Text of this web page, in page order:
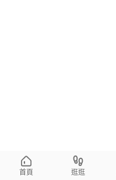
首頁 逛逛